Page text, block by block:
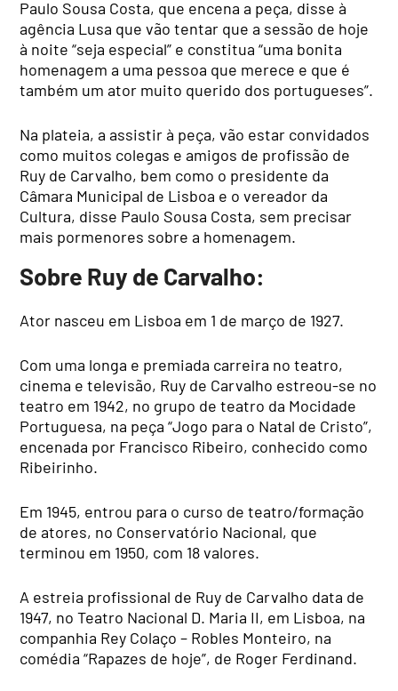
Paulo Sousa Costa, que encena a peça, disse à
agência Lusa que vão tentar que a sessão de hoje
à noite “seja especial” e constitua “uma bonita
homenagem a uma pessoa que merece e que é
também um ator muito querido dos portugueses”.
Na plateia, a assistir à peça, vão estar convidados
como muitos colegas e amigos de profissão de
Ruy de Carvalho, bem como o presidente da
Câmara Municipal de Lisboa e o vereador da
Cultura, disse Paulo Sousa Costa, sem precisar
mais pormenores sobre a homenagem.
Sobre Ruy de Carvalho:
Ator nasceu em Lisboa em 1 de março de 1927.
Com uma longa e premiada carreira no teatro,
cinema e televisão, Ruy de Carvalho estreou-se no
teatro em 1942, no grupo de teatro da Mocidade
Portuguesa, na peça “Jogo para o Natal de Cristo”,
encenada por Francisco Ribeiro, conhecido como
Ribeirinho.
Em 1945, entrou para o curso de teatro/formação
de atores, no Conservatório Nacional, que
terminou em 1950, com 18 valores.
A estreia profissional de Ruy de Carvalho data de
1947, no Teatro Nacional D. Maria II, em Lisboa, na
companhia Rey Colaço – Robles Monteiro, na
comédia “Rapazes de hoje”, de Roger Ferdinand.